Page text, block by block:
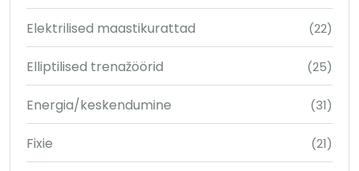
Elektrilised maastikurattad (22)
Elliptilised trenažöörid (25)
Energia/keskendumine (31)
Fixie (21)